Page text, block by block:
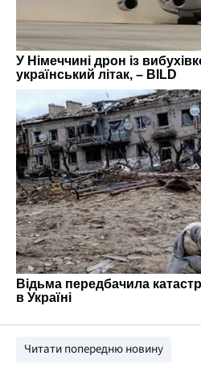
Читати попередню новину